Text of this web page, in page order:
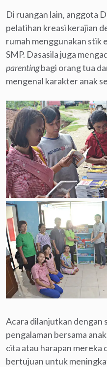
Di ruangan lain, anggota
pelatihan kreasi kerajian
rumah menggunakan stik
SMP. Dasasila juga
parentingbagi orang tua
mengenal karakter anak
Acara dilanjutkan dengan
pengalaman bersama
cita atau harapan mereka
bertujuan untuk